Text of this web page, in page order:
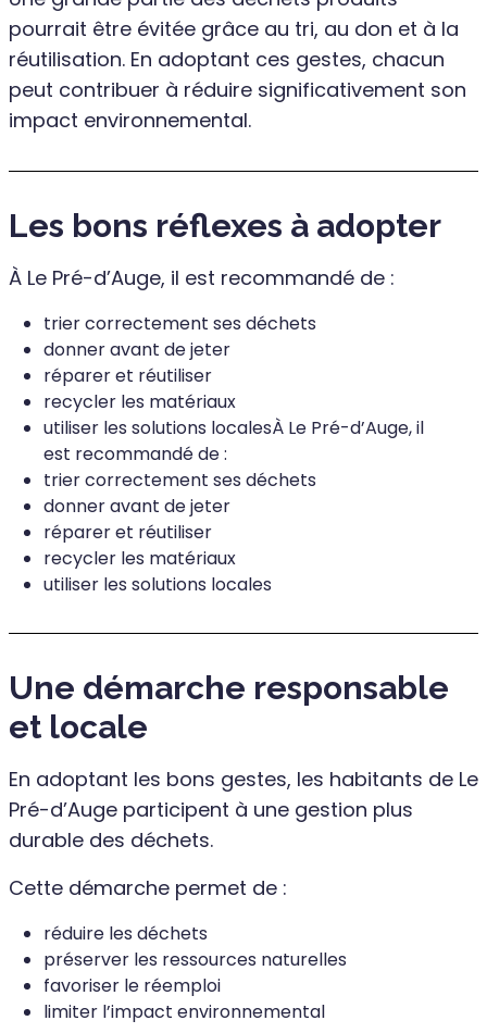
pourrait être évitée grâce au tri, au don et à la
réutilisation. En adoptant ces gestes, chacun
peut contribuer à réduire significativement son
impact environnemental.
Les bons réflexes à adopter
À Le Pré-d’Auge, il est recommandé de :
trier correctement ses déchets
donner avant de jeter
réparer et réutiliser
recycler les matériaux
utiliser les solutions localesÀ Le Pré-d’Auge, il
est recommandé de :
trier correctement ses déchets
donner avant de jeter
réparer et réutiliser
recycler les matériaux
utiliser les solutions locales
Une démarche responsable
et locale
En adoptant les bons gestes, les habitants de Le
Pré-d’Auge participent à une gestion plus
durable des déchets.
Cette démarche permet de :
réduire les déchets
préserver les ressources naturelles
favoriser le réemploi
limiter l’impact environnemental